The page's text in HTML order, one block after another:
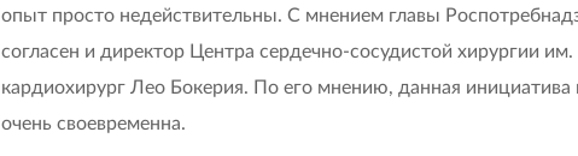
опыт просто недействительны. С мнением главы
согласен и директор Центра сердечно-сосудистой хирургии им.
кардиохирург Лео Бокерия. По его мнению, данная инициатива
очень своевременна.